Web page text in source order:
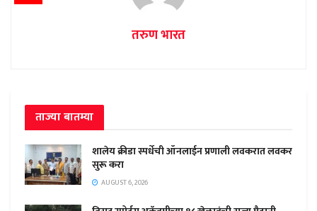
तरुण भारत
ताज्या बातम्या
शालेय क्रीडा स्पर्धेची ऑनलाईन प्रणाली लवकरात लवकर
सुरू करा
AUGUST 6, 2026